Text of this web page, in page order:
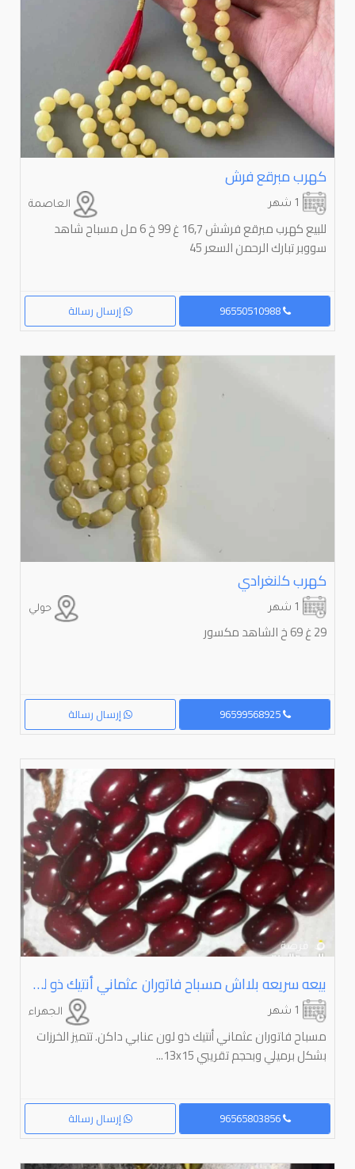
كهرب مبرقع فرش
العاصمة
للبيع كهرب مبرقع فرشش 16,7 غ 99 خ 6 مل مسباح شاهد
سووبر تبارك الرحمن السعر 45
إرسال رسالة 96550510988
كهرب كلنغرادي
حولي
29 غ 69 خ الشاهد مكسور
إرسال رسالة 96599568925
بيعه سريعه بلااش مسباح فاتوران عثماني أنتيك ذو لون عنابي داكن. تتميز الخرزات بشكل برميلي اقرا الوصف
الجهراء
مسباح فاتوران عثماني أنتيك ذو لون عنابي داكن. تتميز الخرزات
بشكل برميلي وبحجم تقريبي 13x15...
إرسال رسالة 96565803856